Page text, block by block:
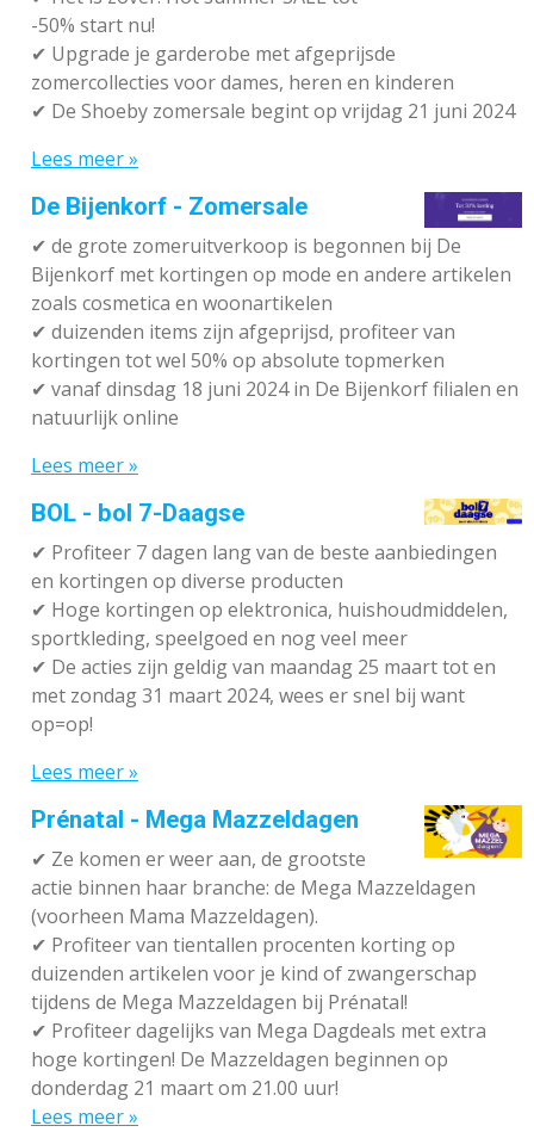
-50% start nu!
✔ Upgrade je garderobe met afgeprijsde
zomercollecties voor dames, heren en kinderen
✔ De Shoeby zomersale begint op vrijdag 21 juni 2024
Lees meer »
De Bijenkorf - Zomersale
✔ de grote zomeruitverkoop is begonnen bij De
Bijenkorf met kortingen op mode en andere artikelen
zoals cosmetica en woonartikelen
✔ duizenden items zijn afgeprijsd, profiteer van
kortingen tot wel 50% op absolute topmerken
✔ vanaf dinsdag 18 juni 2024 in De Bijenkorf filialen en
natuurlijk online
Lees meer »
BOL - bol 7-Daagse
✔ Profiteer 7 dagen lang van de beste aanbiedingen
en kortingen op diverse producten
✔ Hoge kortingen op elektronica, huishoudmiddelen,
sportkleding, speelgoed en nog veel meer
✔ De acties zijn geldig van maandag 25 maart tot en
met zondag 31 maart 2024, wees er snel bij want
op=op!
Lees meer »
Prénatal - Mega Mazzeldagen
✔ Ze komen er weer aan, de grootste
actie binnen haar branche: de Mega Mazzeldagen
(voorheen Mama Mazzeldagen).
✔ Profiteer van tientallen procenten korting op
duizenden artikelen voor je kind of zwangerschap
tijdens de Mega Mazzeldagen bij Prénatal!
✔ Profiteer dagelijks van Mega Dagdeals met extra
hoge kortingen! De Mazzeldagen beginnen op
donderdag 21 maart om 21.00 uur!
Lees meer »